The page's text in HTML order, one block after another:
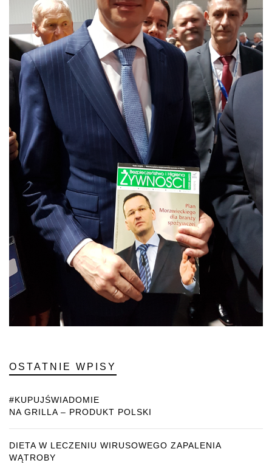
OSTATNIE WPISY
#KUPUJŚWIADOMIE
NA GRILLA – PRODUKT POLSKI
DIETA W LECZENIU WIRUSOWEGO ZAPALENIA
WĄTROBY